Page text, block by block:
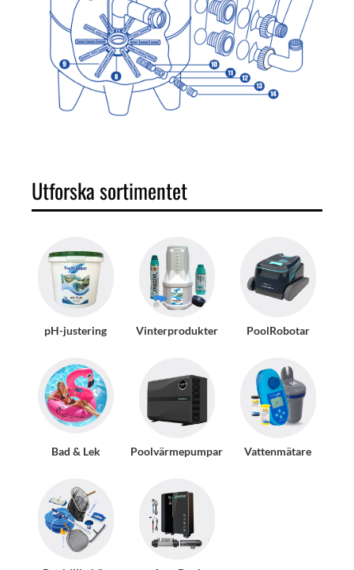
Utforska sortimentet
pH-justering Vinterprodukter PoolRobotar
Bad & Lek Poolvärmepumpar Vattenmätare